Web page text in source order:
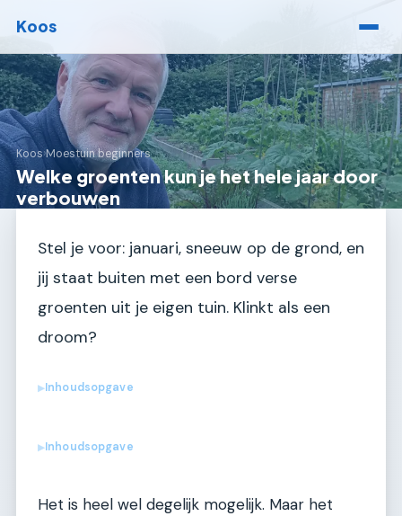
Koos
Koos›Moestuin beginners
Welke groenten kun je het hele jaar door
verbouwen
Stel je voor: januari, sneeuw op de grond, en
jij staat buiten met een bord verse
groenten uit je eigen tuin. Klinkt als een
droom?
▶Inhoudsopgave
▶Inhoudsopgave
Het is heel wel degelijk mogelijk. Maar het